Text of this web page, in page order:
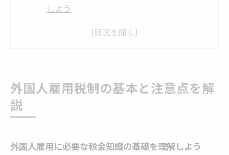
しよう
外国人雇用税制で抑えるべき注意点とポイ
所得税や住民税が外国人雇用に与える影響
外国人雇用税制の基本と注意点を解
説
外国人雇用に必要な税金知識の基礎を理解しよう